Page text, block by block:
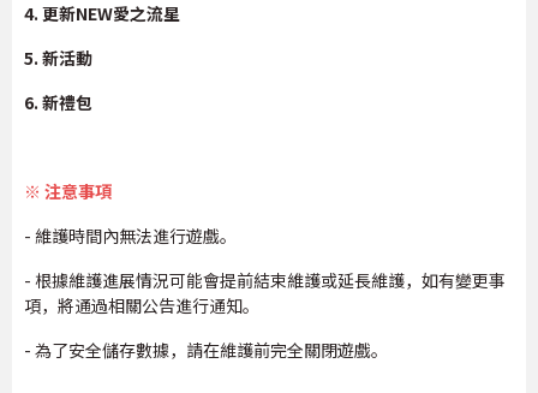
4. 更新NEW愛之流星
5. 新活動
6. 新禮包
※ 注意事項
- 維護時間內無法進行遊戲。
- 根據維護進展情況可能會提前結束維護或延長維護，如有變更事
項，將通過相關公告進行通知。
- 為了安全儲存數據，請在維護前完全關閉遊戲。